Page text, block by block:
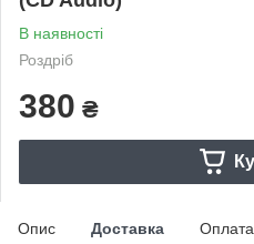
В наявності
Роздріб
380 ₴
Опис Доставка Оплата